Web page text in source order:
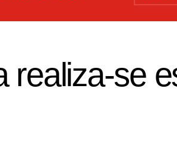
realiza-se